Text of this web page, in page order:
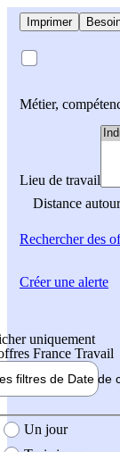
Imprimer
Métier,
Lieu de travail
Distance
Rechercherdes
uniquement
France Travail
filtres de Date de
création de l'offre
Un jour
Créer une alerte